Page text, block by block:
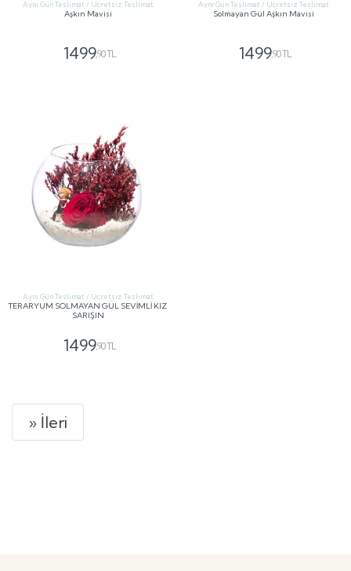
Aynı Gün Teslimat / Ücretsiz Teslimat
Aşkın Mavisi
1499,90 TL
Aynı Gün Teslimat / Ücretsiz Teslimat
Solmayan Gül Aşkın Mavisi
1499,90 TL
Aynı Gün Teslimat / Ücretsiz Teslimat
TERARYUM SOLMAYAN GÜL SEVİMLİ KIZ
SARIŞIN
1499,90 TL
» İleri